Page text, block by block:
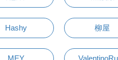
Hashy 柳屋
MEY